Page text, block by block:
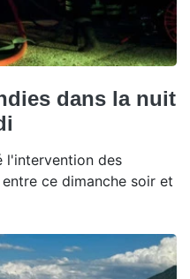
dans la nuit
l'intervention des
ce dimanche soir et